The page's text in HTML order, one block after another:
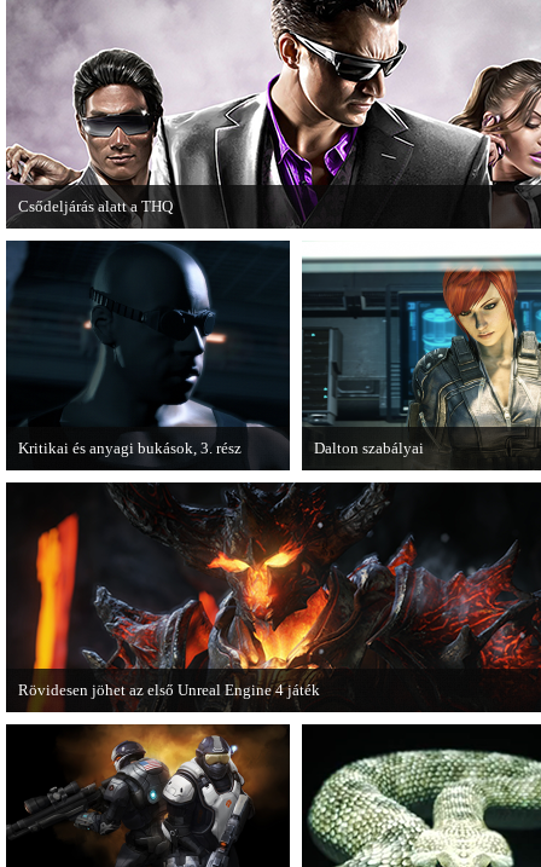
Hamarosan minden infó kiderül a
Battlefield 3 utolsó, End Game
kiegészítőjéről.
A GTA: Vice City 10th
Editionről készített tesztet a PC
Csődeljárás alatt a THQ
Egy újabb videojáték-kiadó került csődeljárás alá, aki nem más, mint a THQ.
Kritikai és anyagi bukások, 3. rész
A PC Guru "Kritikai és anyagi bukások"
című cikksorozatának utolsó részét
olvashatjuk.
Dalton szabályai
Új videóval jelentkezik az
Games játéka, a Fuse.
Rövidesen jöhet az első Unreal Engine 4 játék
A Zombie Studios készölő játéka az Epic Games legújabb motorját, az Unreal
4-et fogja használni.